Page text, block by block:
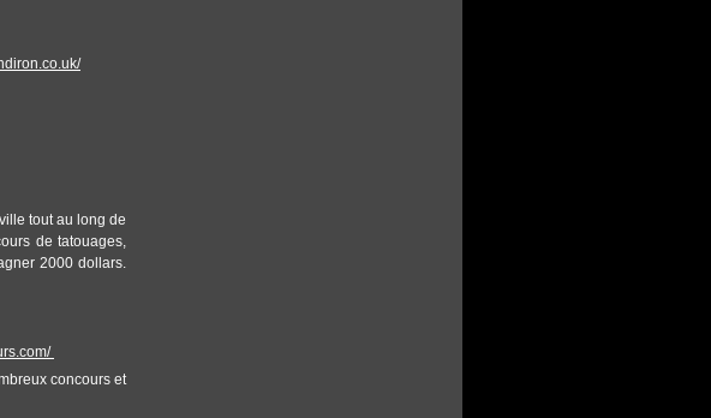
tout au long de
de tatouages,
2000 dollars.
concours et